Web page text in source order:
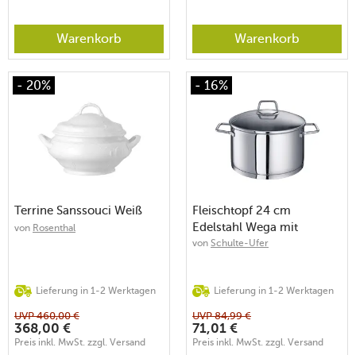
Warenkorb Warenkorb
- 20%
Terrine Sanssouci Weiß
von Rosenthal
Lieferung in 1-2 Werktagen
UVP460,00 €
368,00 €
Preis inkl. MwSt. zzgl. Versand
- 16%
Fleischtopf 24 cm
Edelstahl Wega mit
Glasdeckel
von Schulte-Ufer
Lieferung in 1-2 Werktagen
UVP84,99 €
71,01 €
Preis inkl. MwSt. zzgl. Versand